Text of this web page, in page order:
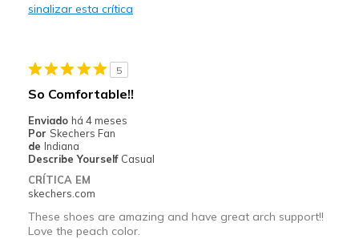
View On Shoes
sinalizar esta crítica
5
So Comfortable!!
Enviado há 4 meses
Por Skechers Fan
de Indiana
Describe Yourself Casual
CRÍTICA EM
skechers.com
These shoes are amazing and have great arch support!!
Love the peach color.